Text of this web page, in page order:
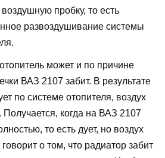
пробку, то есть
развоздушивание системы
может и по причине
ВАЗ 2107 забит. В результате
по системе отопителя, воздух
Получается, когда на ВАЗ 2107
то есть дует, но воздух
о том, что радиатор забит